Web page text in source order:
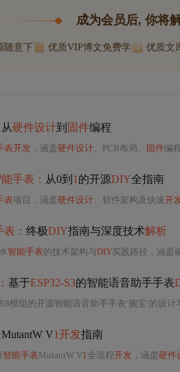
成为会员后, 你将
随意下 优质VIP博文免费学 优质文
从硬件设计到 固件编程
表开发 ，涵盖 硬件设计、PCB布局、 固件编程及
手表： 从0到 1 的开源DIY全指南
表项目，涵盖 硬件设计、软件架构及快速开
： 终极DIY指南与深度技术解析
智能手表的技术架构与DIY实践路径，涵盖
： 基于ESP32-S3的智能语音助手手表
模组的开源智能语音助手手表‘腕宝’的设计与实现
MutantW V1开发指南
智能手表MutantW V1全流程开发 ，涵盖 硬件